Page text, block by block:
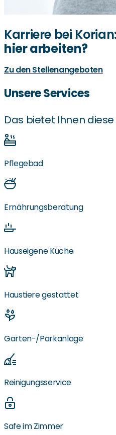
Karriere bei Korian:
hier arbeiten?
Zu den Stellenangeboten
Unsere Services
Das bietet Ihnen
Pflegebad
Ernährungsberatung
Hauseigene Küche
Haustiere gestattet
Garten-/Parkanlage
Reinigungsservice
Safe im Zimmer